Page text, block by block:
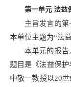
第一单元 法益
主旨发言的第
本单位主题为“法
本单元的报告
题目是《法益保
中敬一教授以20